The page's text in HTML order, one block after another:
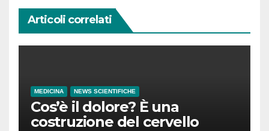
Articoli correlati
MEDICINA NEWS SCIENTIFICHE
Cos’è il dolore? È una
costruzione del cervello